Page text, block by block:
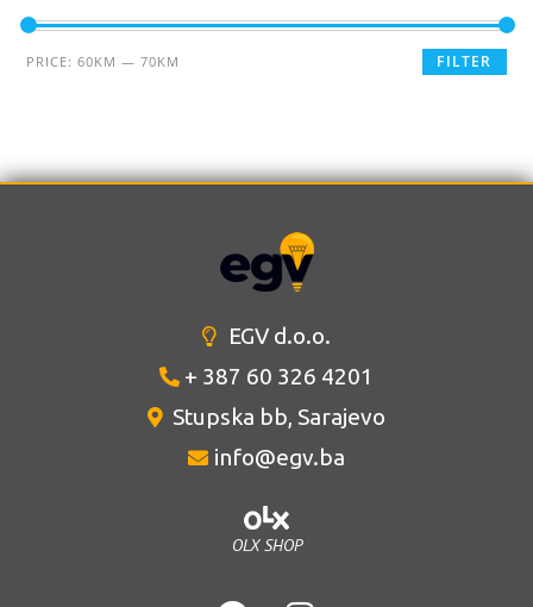
FILTER
PRICE:60KM —70KM
EGV d.o.o.
+ 387 60 326 4201
Stupska bb, Sarajevo
info@egv.ba
OLX SHOP